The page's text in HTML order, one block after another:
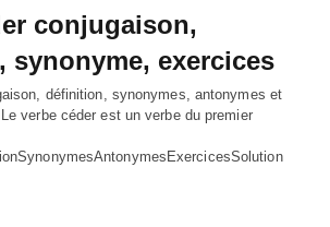
conjugaison,
synonyme, exercices
définition, synonymes, antonymes et
verbe céder est un verbe du premier